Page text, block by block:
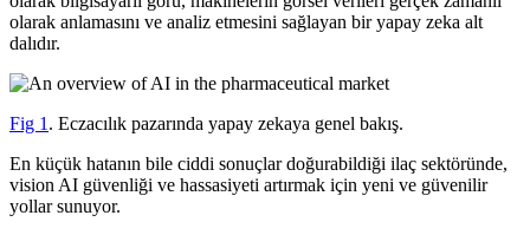
olarak anlamasını ve analiz etmesini sağlayan bir yapay zeka alt
dalıdır.
Fig 1 . Eczacılık pazarında yapay zekaya genel bakış.
En küçük hatanın bile ciddi sonuçlar doğurabildiği ilaç sektöründe,
vision AI güvenliği ve hassasiyeti artırmak için yeni ve güvenilir
yollar sunuyor.